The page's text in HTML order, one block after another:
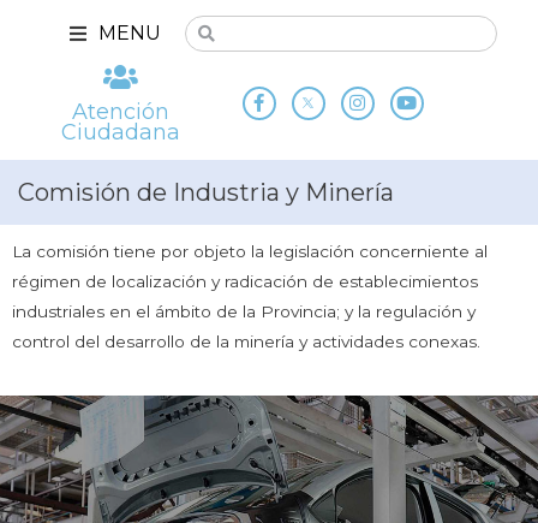
MENU
Atención
Ciudadana
Comisión de Industria y Minería
La comisión tiene por objeto la legislación concerniente al
régimen de localización y radicación de establecimientos
industriales en el ámbito de la Provincia; y la regulación y
control del desarrollo de la minería y actividades conexas.